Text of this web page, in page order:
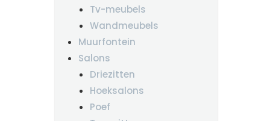
Tv-meubels
Wandmeubels
Muurfontein
Salons
Driezitten
Hoeksalons
Poef